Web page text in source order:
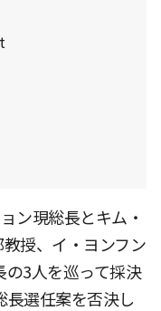
ン現総長とキム・
授、イ・ヨンフン
の3人を巡って採決
長選任案を否決し